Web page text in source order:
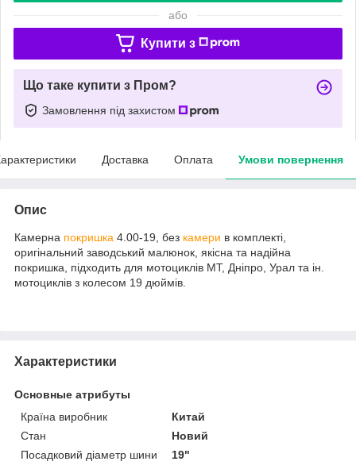
або
Купити з
Що таке купити з Пром?
Замовлення під захистом
Доставка Оплата Умови повернення
Опис
Камерна покришка 4.00-19, без камери в комплекті,
оригінальний заводський малюнок, якісна та надійна
покришка, підходить для мотоциклів МТ, Дніпро, Урал та ін.
мотоциклів з колесом 19 дюймів.
Характеристики
Основные атрибуты
Країна виробник
Китай
Стан
Новий
Посадковий діаметр шини
19"